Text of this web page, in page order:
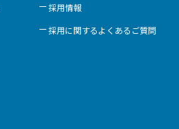
採用情報
採用に関するよくあるご質問